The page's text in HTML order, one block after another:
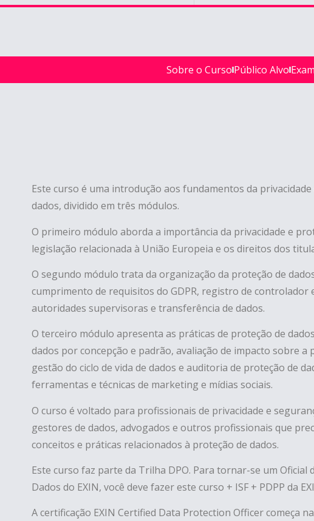
Sobre o CursoPúblico Alvo
Este curso é uma introdução aos fundamentos da
dados, dividido em três módulos.
O primeiro módulo aborda a importância da privacidade e
legislação relacionada à União Europeia e os direitos dos
O segundo módulo trata da organização da proteção de
cumprimento de requisitos do GDPR, registro de controlador
autoridades supervisoras e transferência de dados.
O terceiro módulo apresenta as práticas de proteção de
dados por concepção e padrão, avaliação de impacto sobre a
gestão do ciclo de vida de dados e auditoria de proteção de
ferramentas e técnicas de marketing e mídias sociais.
O curso é voltado para profissionais de privacidade e
gestores de dados, advogados e outros profissionais que
conceitos e práticas relacionados à proteção de dados.
Este curso faz parte da Trilha DPO. Para tornar-se um Oficial
Dados do EXIN, você deve fazer este curso + ISF + PDPP da
A certificação EXIN Certified Data Protection Officer começa